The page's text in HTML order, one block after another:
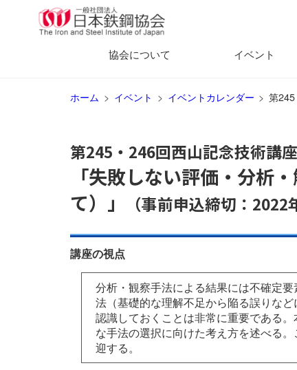
協会について イベント
ホーム イベント イベントカレンダー 第
第245・246回西山記念技術講座
「失敗しない評価・分析
て）」
（事前申込締切：2022
講座の視点
分析・観察手法による結果には不確定
法（基礎的な理解不足から陥る誤りな
認識しておくことは非常に重要である
な手法の選択に向けた考え方を述べる
迎する。